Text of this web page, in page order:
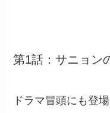
第1話：サニョン
ドラマ冒頭にも登